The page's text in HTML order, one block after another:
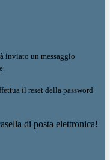
inviato un messaggio
il reset della password
di posta elettronica!